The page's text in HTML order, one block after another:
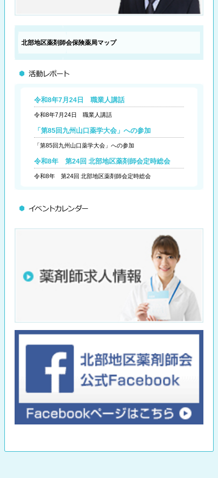
北部地区薬剤師会保険薬局マップ
令和8年7月24日 職業人講話
令和8年7月24日 職業人講話
「第85回九州山口薬学大会」への参加
「第85回九州山口薬学大会」への参加
令和8年 第24回 北部地区薬剤師会定時総会
令和8年 第24回 北部地区薬剤師会定時総会